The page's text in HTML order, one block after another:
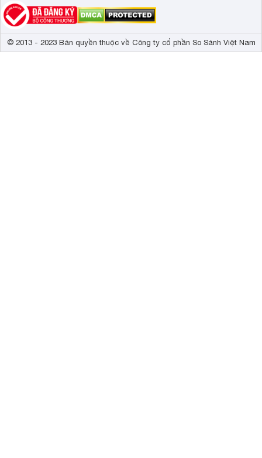
© 2013 - 2023 Bản quyền thuộc về Công ty cổ phần So Sánh Việt Nam